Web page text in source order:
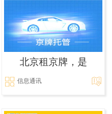
北京租京牌，是
信息通讯